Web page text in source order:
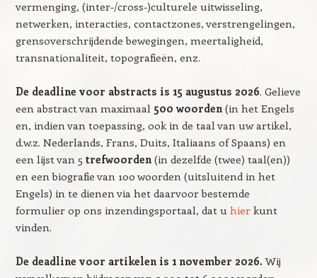
vermenging, (inter-/cross-)culturele uitwisseling,
netwerken, interacties, contactzones, verstrengelingen,
grensoverschrijdende bewegingen, meertaligheid,
transnationaliteit, topografieën, enz.
De deadline voor abstracts is 15 augustus 2026. Gelieve
een abstract van maximaal500 woorden(in het Engels
en, indien van toepassing, ook in de taal van uw artikel,
d.w.z. Nederlands, Frans, Duits, Italiaans of Spaans) en
een lijst van 5 trefwoorden(in dezelfde (twee) taal(en))
en een biografie van 100 woorden (uitsluitend in het
Engels) in te dienen via het daarvoor bestemde
formulier op ons inzendingsportaal, dat u hierkunt
vinden.
De deadline voor artikelen is 1 november 2026. Wij